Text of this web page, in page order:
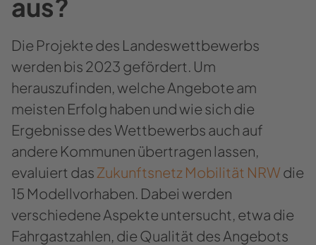
aus?
Die Projekte des Landeswettbewerbs
werden bis 2023 gefördert. Um
herauszufinden, welche Angebote am
meisten Erfolg haben und wie sich die
Ergebnisse des Wettbewerbs auch auf
andere Kommunen übertragen lassen,
evaluiert das Zukunftsnetz Mobilität NRW die
15 Modellvorhaben. Dabei werden
verschiedene Aspekte untersucht, etwa die
Fahrgastzahlen, die Qualität des Angebots